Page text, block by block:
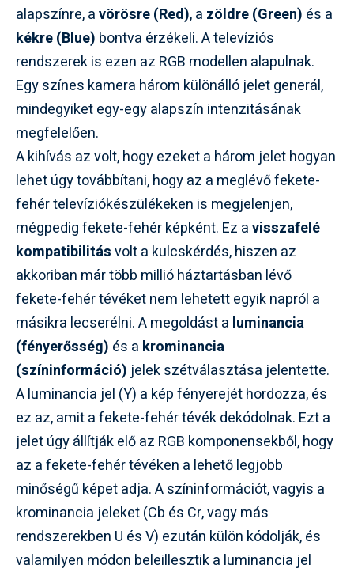
alapszínre, avörösre (Red), a zöldre (Green) és a
kékre (Blue) bontva érzékeli. A televíziós
rendszerek is ezen az RGB modellen alapulnak.
Egy színes kamera három különálló jelet generál,
mindegyiket egy-egy alapszín intenzitásának
megfelelően.
A kihívás az volt, hogy ezeket a három jelet hogyan
lehet úgy továbbítani, hogy az a meglévő fekete-
fehér televíziókészülékeken is megjelenjen,
mégpedig fekete-fehér képként. Ez avisszafelé
kompatibilitásvolt a kulcskérdés, hiszen az
akkoriban már több millió háztartásban lévő
fekete-fehér tévéket nem lehetett egyik napról a
másikra lecserélni. A megoldást a luminancia
(fényerősség) és a krominancia
(színinformáció) jelek szétválasztása jelentette.
A luminancia jel (Y) a kép fényerejét hordozza, és
ez az, amit a fekete-fehér tévék dekódolnak. Ezt a
jelet úgy állítják elő az RGB komponensekből, hogy
az a fekete-fehér tévéken a lehető legjobb
minőségű képet adja. A színinformációt, vagyis a
krominancia jeleket (Cb és Cr, vagy más
rendszerekben U és V) ezután külön kódolják, és
valamilyen módon beleillesztik a luminancia jel